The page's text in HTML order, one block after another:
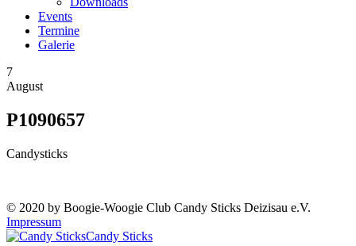
Events
Termine
Galerie
7
August
P1090657
Candysticks
© 2020 by Boogie-Woogie Club Candy Sticks Deizisau e.V.
Impressum
Candy Sticks